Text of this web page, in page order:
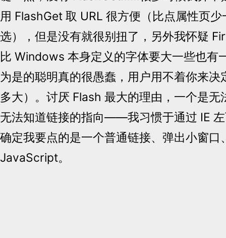
用 FlashGet 取 URL 很方便（比点属性页
选），但是没有就很别扭了，另外我怀疑
比 Windows 本身定义的字体要大一些也有
为是的聪明真的很愚蠢，用户用不着你来决
多大）。讨厌 Flash 最大的理由，一个是无
无法知道链接的指向——我习惯于通过 IE
确定我要点的是一个普通链接、弹出小窗口
JavaScript。